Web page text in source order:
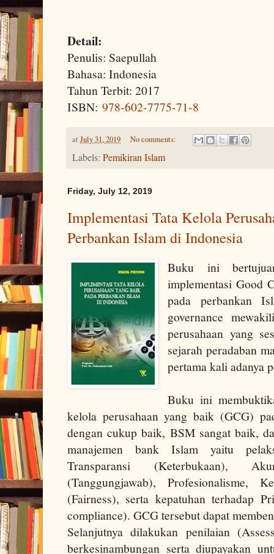
Detail:
Penulis: Saepullah
Bahasa: Indonesia
Tahun Terbit: 2017
ISBN: 978-602-7775-71-8
at July 31, 2019 No comments:
Labels: Pemikiran Islam
Friday, July 12, 2019
Implementasi Tata Kelola
Perbankan Islam di Indonesia
Buku ini
implementasi Good
pada perbankan
governance
perusahaan yang
sejarah peradaban
pertama kali adanya
Buku ini
kelola perusahaan yang baik (GCG)
dengan cukup baik, BSM sangat baik,
manajemen bank Islam yaitu
Transparansi (Keterbukaan),
(Tanggungjawab), Profesionalisme,
(Fairness), serta kepatuhan terhadap
compliance). GCG tersebut dapat
Selanjutnya dilakukan penilaian
berkesinambungan serta diupayakan